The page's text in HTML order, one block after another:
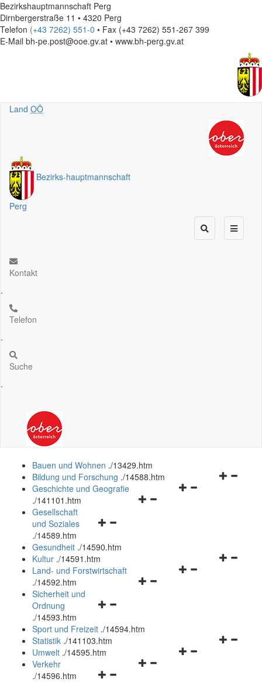
Bezirkshauptmannschaft Perg
Dirnbergerstraße 11 • 4320 Perg
Telefon (+43 7262) 551-0 • Fax (+43 7262) 551-267 399
E-Mail bh-pe.post@ooe.gv.at • www.bh-perg.gv.at
Land OÖ
Bezirks-hauptmannschaft
Perg
Kontakt
.
Telefon
.
Suche
.
Bauen und Wohnen ./13429.htm
Navigationsmenü
Bildung und Forschung ./14588.htm
Navigationsmenü
Geschichte und Geografie
./141101.htm
Navigationsmenü
und
schließen
Gesellschaft
und Soziales
./14589.htm
Gesundheit ./14590.htm
Navigationsmenü
Kultur ./14591.htm
Navigationsmenü
Land- und Forstwirtschaft
./14592.htm
Navigationsmenü
und
schließen
Sicherheit und
Ordnung
./14593.htm
Sport und Freizeit ./14594.htm
Navigationsmenü
Statistik ./141103.htm
Navigationsmenü
Umwelt ./14595.htm
Navigationsmenü
Verkehr
./14596.htm